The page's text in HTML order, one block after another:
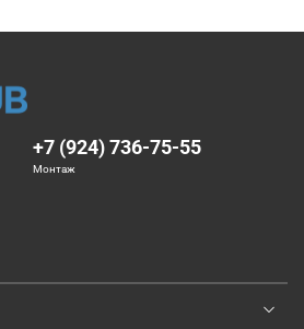
+7 (924) 736-75-55
Монтаж